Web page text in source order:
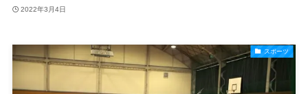
2022年3月4日
スポーツ